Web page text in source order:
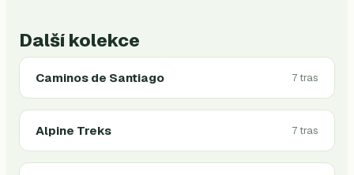
Další kolekce
Caminos de Santiago 7 tras
Alpine Treks 7 tras